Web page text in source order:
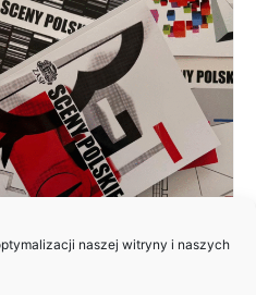
naszej witryny i naszych
NADSYŁANIA